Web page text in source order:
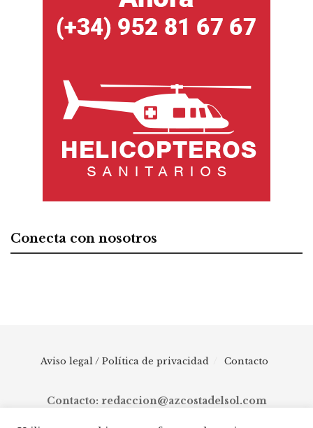
Conecta con nosotros
Aviso legal / Política de privacidad Contacto
Contacto: redaccion@azcostadelsol.com